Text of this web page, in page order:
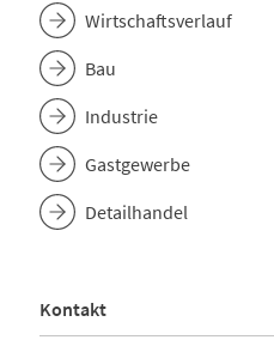
Wirtschaftsverlauf
Bau
Industrie
Gastgewerbe
Detailhandel
Kontakt